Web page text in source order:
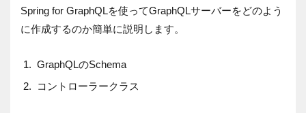
Spring for GraphQLを使ってGraphQLサーバーをどのよう
に作成するのか簡単に説明します。
GraphQLのSchema
コントローラークラス